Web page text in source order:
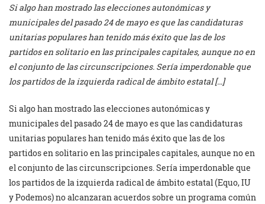
Si algo han mostrado las elecciones autonómicas y
municipales del pasado 24 de mayo es que las candidaturas
unitarias populares han tenido más éxito que las de los
partidos en solitario en las principales capitales, aunque no en
el conjunto de las circunscripciones. Sería imperdonable que
los partidos de la izquierda radical de ámbito estatal […]
Si algo han mostrado las elecciones autonómicas y
municipales del pasado 24 de mayo es que las candidaturas
unitarias populares han tenido más éxito que las de los
partidos en solitario en las principales capitales, aunque no en
el conjunto de las circunscripciones. Sería imperdonable que
los partidos de la izquierda radical de ámbito estatal (Equo, IU
y Podemos) no alcanzaran acuerdos sobre un programa común